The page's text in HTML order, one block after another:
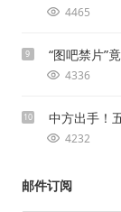
4465
9 “图吧禁片”
4336
10 中方出手！
4232
邮件订阅